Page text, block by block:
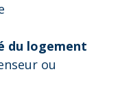
du logement
ou